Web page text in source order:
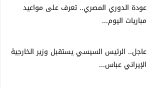
عودة الدوري المصري.. تعرف على مواعيد
مباريات اليوم...
عاجل.. الرئيس السيسي يستقبل وزير الخارجية
الإيراني عباس...